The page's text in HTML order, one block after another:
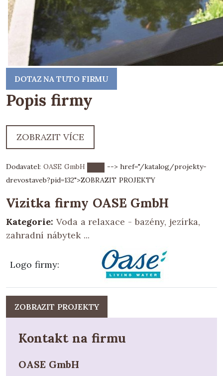
DOTAZ NA TUTO FIRMU
Popis firmy
ZOBRAZIT VÍCE
Dodavatel: OASE GmbH
--> href="/katalog/projekty-
drevostaveb?pid=132">ZOBRAZIT PROJEKTY
Vizitka firmy OASE GmbH
Kategorie: Voda a relaxace - bazény, jezírka,
zahradní nábytek ...
Logo firmy:
ZOBRAZIT PROJEKTY
Kontakt na firmu
OASE GmbH